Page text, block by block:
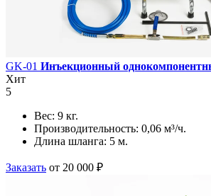
GK-01 Инъекционный
Хит
5
Вес: 9 кг.
Производительность: 0,06 м³/ч.
Длина шланга: 5 м.
Заказать от 20 000 ₽